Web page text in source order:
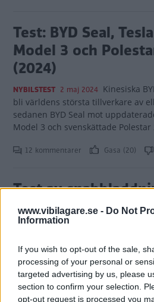
www.vibilagare.se - Do Not
Information
If you wish to opt-out of the sale,
processing of your personal or
targeted advertising by us, please
section to confirm your selection.
opt-out request is processed you
Test: BYD Seal, Tesla
Model 3 och
(2024)
NYBILSTEST 2 maj 2024 Kinesiska
bli världens största tillverkare av
sedanen BYD Seal mot
Model 3 och svenskättade Polestar
12 kommentarer Gasa (20)
Test av
Vem kommer först
Skåne på 65-
LADDTEST 2 maj 2024 Antalet
över 70 procent på ett år. Tesla
ha egna laddstationer men det
roll? Vi testar!